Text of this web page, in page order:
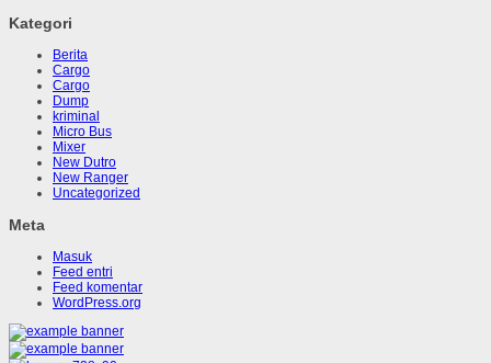
Kategori
Berita
Cargo
Cargo
Dump
kriminal
Micro Bus
Mixer
New Dutro
New Ranger
Uncategorized
Meta
Masuk
Feed entri
Feed komentar
WordPress.org